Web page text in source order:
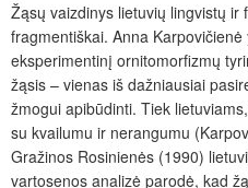
Žąsų vaizdinys lietuvių lingvistų ir
fragmentiškai. Anna
eksperimentinį ornitomorfizmų
žąsis – vienas iš dažniausiai
žmogui apibūdinti. Tiek
su kvailumu ir nerangumu
Gražinos Rosinienės (1990)
vartosenos analizė parodė, kad